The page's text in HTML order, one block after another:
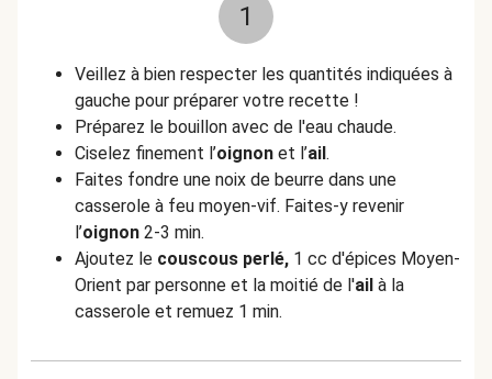
1
Veillez à bien respecter les quantités indiquées à
gauche pour préparer votre recette !
Préparez le bouillon avec de l'eau chaude.
Ciselez finement l’oignon et l’ail.
Faites fondre une noix de beurre dans une
casserole à feu moyen-vif. Faites-y revenir
l’oignon 2-3 min.
Ajoutez le couscous perlé, 1 cc d'épices Moyen-
Orient par personne et la moitié de l'ail à la
casserole et remuez 1 min.